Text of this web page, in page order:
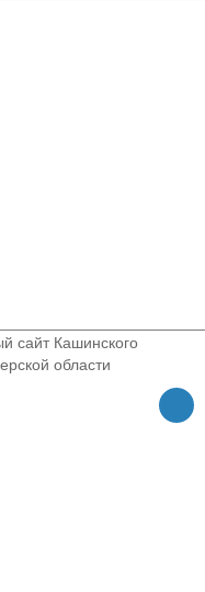
сайт Кашинского
области